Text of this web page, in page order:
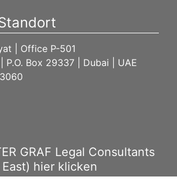
| Office P-501
P.O. Box 29337 | Dubai | UAE
GRAF Legal Consultants
hier klicken